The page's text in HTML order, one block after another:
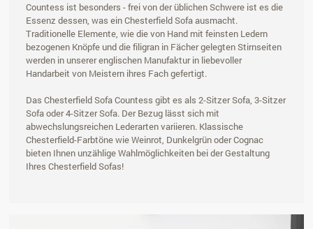
Countess ist besonders - frei von der üblichen Schwere ist es die
Essenz dessen, was ein Chesterfield Sofa ausmacht.
Traditionelle Elemente, wie die von Hand mit feinsten Ledern
bezogenen Knöpfe und die filigran in Fächer gelegten Stirnseiten
werden in unserer englischen Manufaktur in liebevoller
Handarbeit von Meistern ihres Fach gefertigt.
Das Chesterfield Sofa Countess gibt es als 2-Sitzer Sofa, 3-Sitzer
Sofa oder 4-Sitzer Sofa. Der Bezug lässt sich mit
abwechslungsreichen Lederarten variieren. Klassische
Chesterfield-Farbtöne wie Weinrot, Dunkelgrün oder Cognac
bieten Ihnen unzählige Wahlmöglichkeiten bei der Gestaltung
Ihres Chesterfield Sofas!